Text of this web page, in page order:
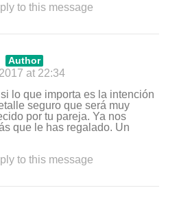
to this message
Author
at 22:34
lo que importa es la intención
seguro que será muy
por tu pareja. Ya nos
que le has regalado. Un
to this message